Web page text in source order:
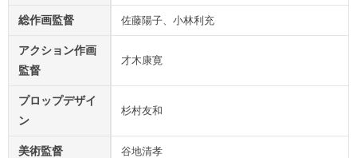
総作画監督 佐藤陽子、小林利充
アクション作画
監督
才木康寛
プロップデザイ
ン
杉村友和
美術監督 谷地清孝